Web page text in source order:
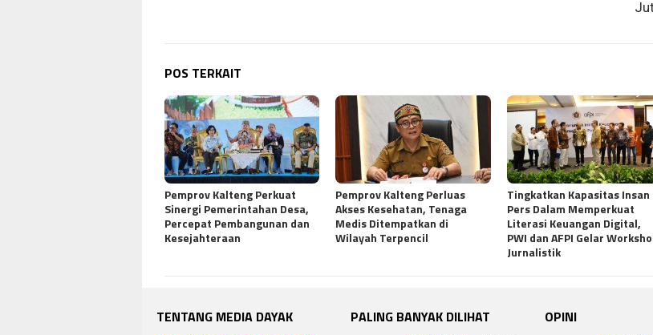
POS TERKAIT
Pemprov Kalteng Perkuat
Sinergi Pemerintahan Desa,
Percepat Pembangunan dan
Kesejahteraan
Pemprov Kalteng Perluas
Akses Kesehatan, Tenaga
Medis Ditempatkan di
Wilayah Terpencil
Tingkatkan Kapasitas Insan
Pers Dalam Memperkuat
Literasi Keuangan Digital,
PWI dan AFPI Gelar
Jurnalistik
TENTANG MEDIA DAYAK PALING BANYAK DILIHAT OPINI